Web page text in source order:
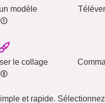
modèle
le collage
et rapide.